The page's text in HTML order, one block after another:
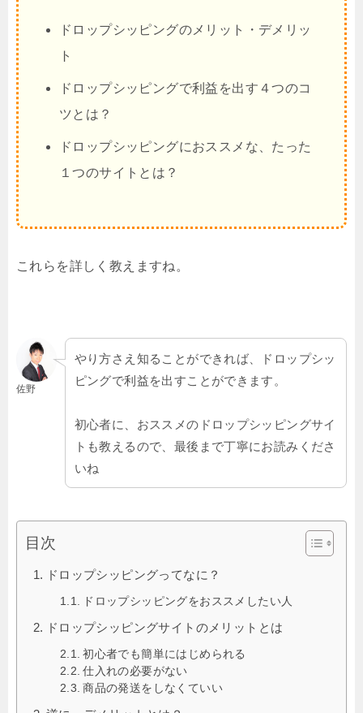
ドロップシッピングのメリット・デメリッ
ト
ドロップシッピングで利益を出す４つのコ
ツとは？
ドロップシッピングにおススメな、たった
１つのサイトとは？
これらを詳しく教えますね。
佐野
やり方さえ知ることができれば、ドロップシッ
ピングで利益を出すことができます。
初心者に、おススメのドロップシッピングサイ
トも教えるので、最後まで丁寧にお読みくださ
いね
目次
ドロップシッピングってなに？
ドロップシッピングをおススメしたい人
ドロップシッピングサイトのメリットとは
初心者でも簡単にはじめられる
仕入れの必要がない
商品の発送をしなくていい